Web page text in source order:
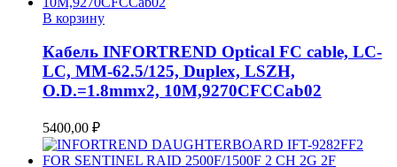
В корзину
Кабель INFORTREND Optical FC cable, LC-
LC, MM-62.5/125, Duplex, LSZH,
O.D.=1.8mmx2, 10M,9270CFCCab02
5400,00 ₽